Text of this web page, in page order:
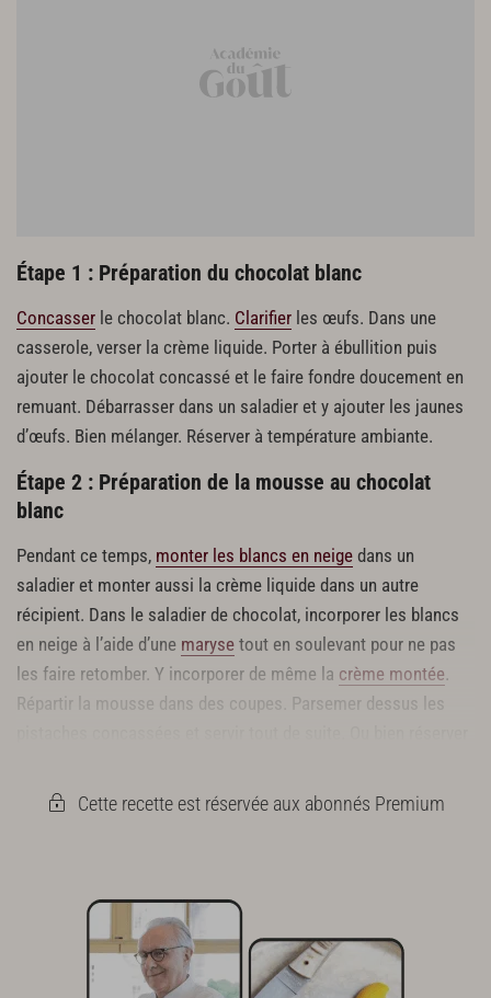
Étape 1 : Préparation du chocolat blanc
Concasser le chocolat blanc. Clarifier les œufs. Dans une
casserole, verser la crème liquide. Porter à ébullition puis
ajouter le chocolat concassé et le faire fondre doucement en
remuant. Débarrasser dans un saladier et y ajouter les jaunes
d’œufs. Bien mélanger. Réserver à température ambiante.
Étape 2 : Préparation de la mousse au chocolat
blanc
Pendant ce temps, monter les blancs en neige dans un
saladier et monter aussi la crème liquide dans un autre
récipient. Dans le saladier de chocolat, incorporer les blancs
en neige à l’aide d’une maryse tout en soulevant pour ne pas
les faire retomber. Y incorporer de même la crème montée.
Répartir la mousse dans des coupes. Parsemer dessus les
Cette recette est réservée aux abonnés Premium